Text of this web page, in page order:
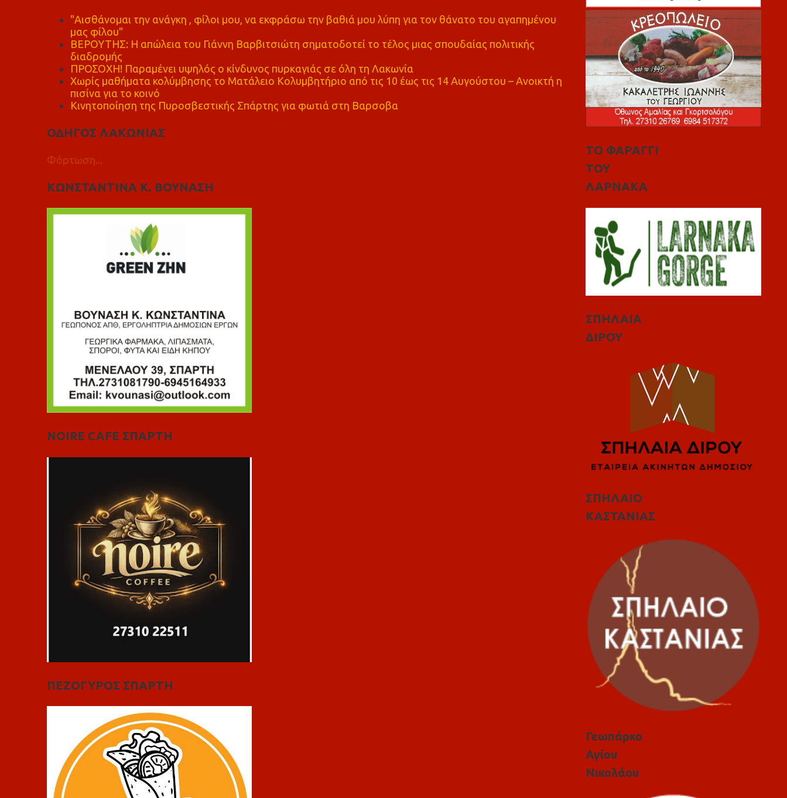
"Αισθάνομαι την ανάγκη , φίλοι μου, να εκφράσω την βαθιά μου λύπη για τον θάνατο του αγαπημένου
μας φίλου"
ΒΕΡΟΥΤΗΣ: Η απώλεια του Γιάννη Βαρβιτσιώτη σηματοδοτεί το τέλος μιας σπουδαίας πολιτικής
διαδρομής
ΠΡΟΣΟΧΗ! Παραμένει υψηλός ο κίνδυνος πυρκαγιάς σε όλη τη Λακωνία
Χωρίς μαθήματα κολύμβησης το Ματάλειο Κολυμβητήριο από τις 10 έως τις 14 Αυγούστου – Ανοικτή η
πισίνα για το κοινό
Κινητοποίηση της Πυροσβεστικής Σπάρτης για φωτιά στη Βαρσοβα
ΟΔΗΓΟΣ ΛΑΚΩΝΙΑΣ
Φόρτωση...
ΚΩΝΣΤΑΝΤΙΝΑ Κ. ΒΟΥΝΑΣΗ
NOIRE CAFE ΣΠΑΡΤΗ
ΠΕΖΟΓΥΡΟΣ ΣΠΑΡΤΗ
ΤΟ ΦΑΡΑΓΓΙ
ΤΟΥ
ΛΑΡΝΑΚΑ
ΣΠΗΛΑΙΑ
ΔΙΡΟΥ
ΣΠΗΛΑΙΟ
ΚΑΣΤΑΝΙΑΣ
Γεωπάρκο
Αγίου
Νικολάου